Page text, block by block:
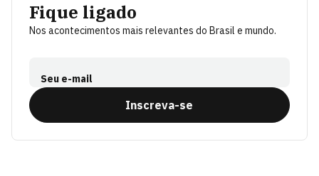
Fique ligado
Nos acontecimentos mais relevantes do Brasil e mundo.
Seu e-mail
Inscreva-se